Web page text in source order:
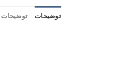
توضیحات توضیحات